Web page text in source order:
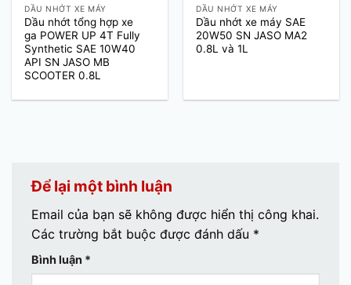
DẦU NHỚT XE MÁY
Dầu nhớt tổng hợp xe
ga POWER UP 4T Fully
Synthetic SAE 10W40
API SN JASO MB
SCOOTER 0.8L
DẦU NHỚT XE MÁY
Dầu nhớt xe máy SAE
20W50 SN JASO MA2
0.8L và 1L
Để lại một bình luận
Email của bạn sẽ không được hiển thị công khai.
Các trường bắt buộc được đánh dấu *
Bình luận *